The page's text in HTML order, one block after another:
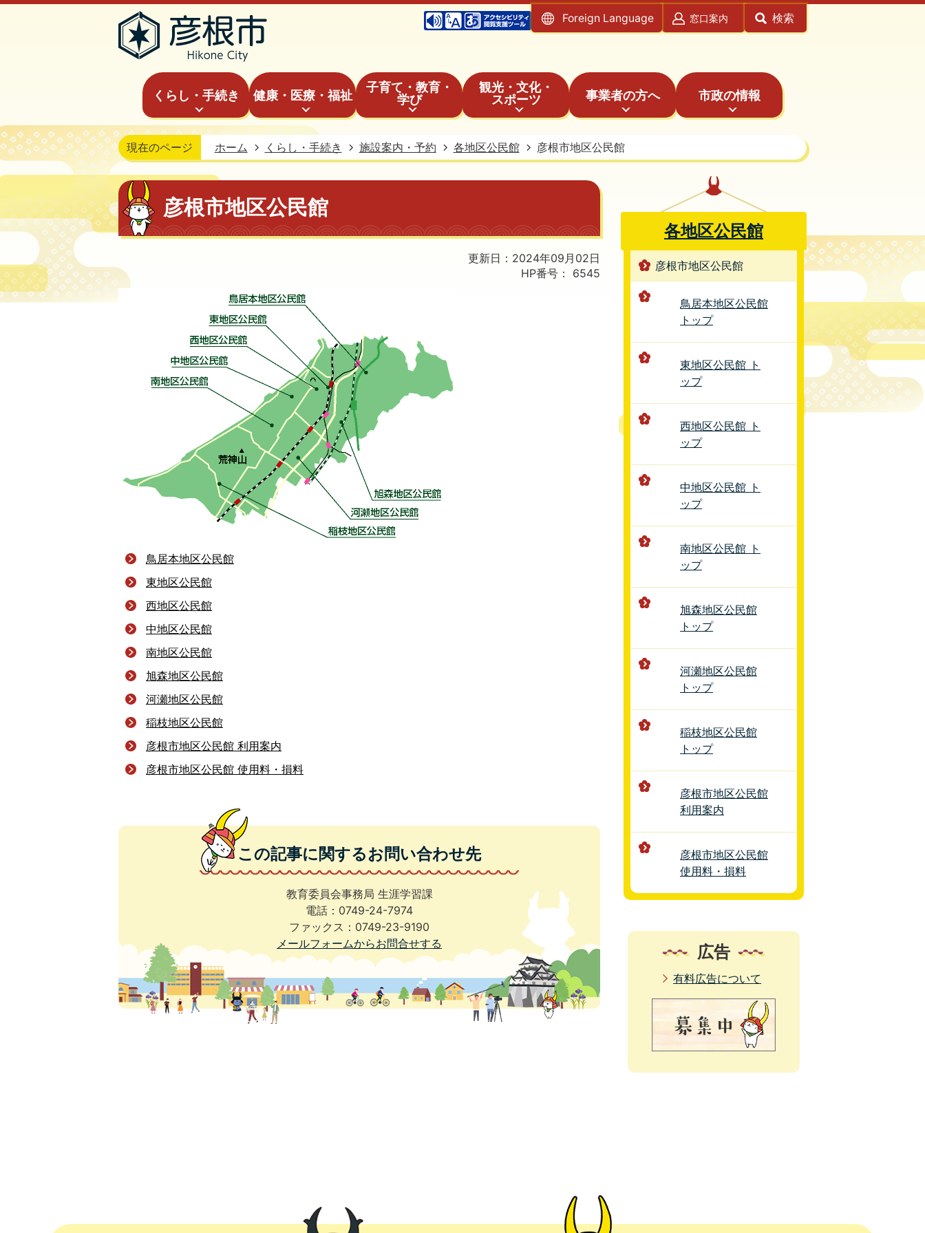
Foreign Language 窓口案内 検索
くらし・手続き 健康・医療・福祉
子育て・教育・
学び
観光・文化・
スポーツ
事業者の方へ 市政の情報
現在のページ ホーム くらし・手続き 施設案内・予約 各地区公民館 彦根市地区公民館
彦根市地区公民館
更新日：2024年09月02日
HP番号：
6545
鳥居本地区公民館
東地区公民館
西地区公民館
中地区公民館
南地区公民館
旭森地区公民館
河瀬地区公民館
稲枝地区公民館
彦根市地区公民館 利用案内
彦根市地区公民館 使用料・損料
この記事に関するお問い合わせ先
教育委員会事務局 生涯学習課
電話：0749-24-7974
ファックス：0749-23-9190
メールフォームからお問合せする
各地区公民館
彦根市地区公民館
鳥居本地区公民館
トップ
東地区公民館 ト
ップ
西地区公民館 ト
ップ
中地区公民館 ト
ップ
南地区公民館 ト
ップ
旭森地区公民館
トップ
河瀬地区公民館
トップ
稲枝地区公民館
トップ
彦根市地区公民館
利用案内
彦根市地区公民館
使用料・損料
広告
有料広告について